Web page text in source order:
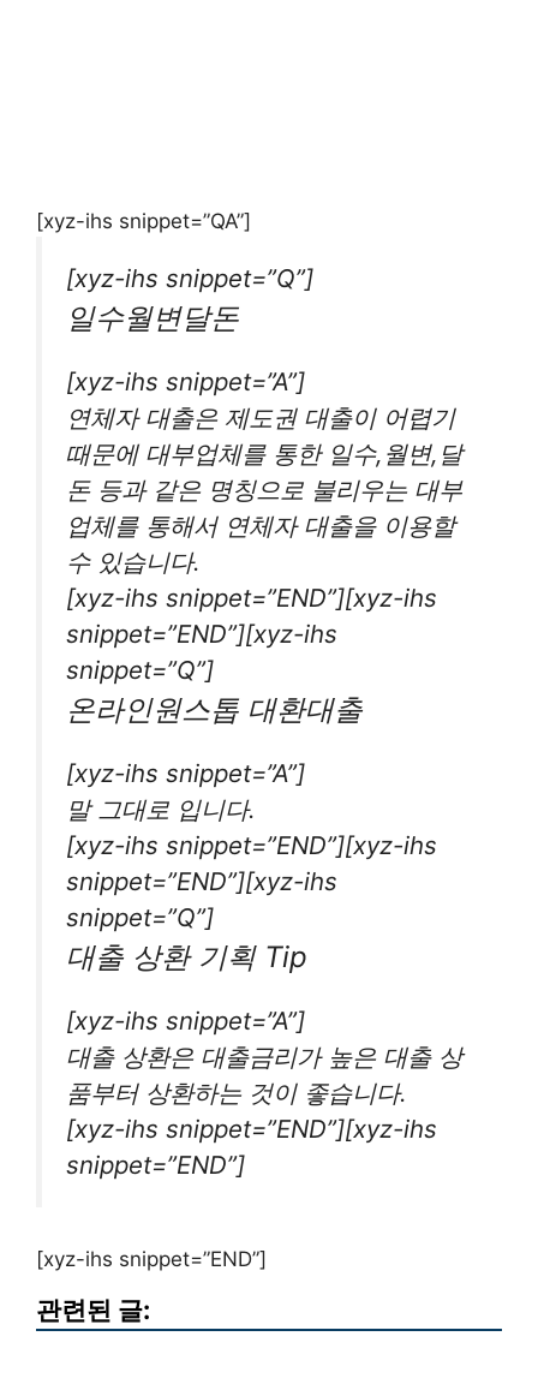
[xyz-ihs snippet=”QA”]
[xyz-ihs snippet=”Q”]
일수월변달돈
[xyz-ihs snippet=”A”]
연체자 대출은 제도권 대출이 어렵기
때문에 대부업체를 통한 일수,월변,달
돈 등과 같은 명칭으로 불리우는 대부
업체를 통해서 연체자 대출을 이용할
수 있습니다.
[xyz-ihs snippet=”END”][xyz-ihs
snippet=”END”][xyz-ihs
snippet=”Q”]
온라인원스톱 대환대출
[xyz-ihs snippet=”A”]
말 그대로 입니다.
[xyz-ihs snippet=”END”][xyz-ihs
snippet=”END”][xyz-ihs
snippet=”Q”]
대출 상환 기획 Tip
[xyz-ihs snippet=”A”]
대출 상환은 대출금리가 높은 대출 상
품부터 상환하는 것이 좋습니다.
[xyz-ihs snippet=”END”][xyz-ihs
snippet=”END”]
[xyz-ihs snippet=”END”]
관련된 글: